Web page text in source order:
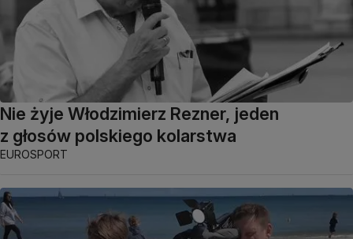
Nie żyje Włodzimierz Rezner, jeden
z głosów polskiego kolarstwa
EUROSPORT